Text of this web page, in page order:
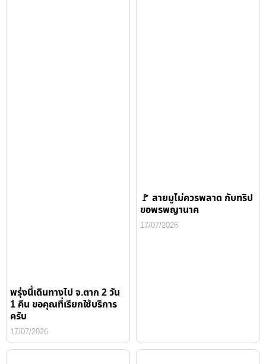
พรุ่งนี้เดินทางไป จ.ตาก 2 วัน
1 คืน ขอคุณที่เรียกใช้บริการ
ครับ
17/07/2026
🚩 สายมูไม่ควรพลาด กับทริป
ขอพรพญานาค
17/07/2026